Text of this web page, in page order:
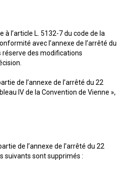
à l’article L. 5132-7 du code de la
avec l’annexe de l’arrêté du
réserve des modifications
de l’annexe de l’arrêté du 22
IV de la Convention de Vienne »,
de l’annexe de l’arrêté du 22
suivants sont supprimés :